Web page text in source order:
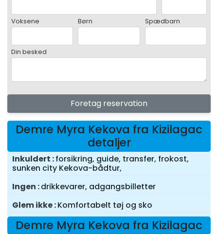
Voksene Børn Spædbarn
Din besked
Foretag reservation
Demre Myra Kekova fra Kizilagac
detaljer
Inkuldert forsikring, guide, transfer, frokost,
sunken city Kekova-bådtur,
Ingen drikkevarer, adgangsbilletter
Glem ikke Komfortabelt tøj og sko
Demre Myra Kekova fra Kizilagac